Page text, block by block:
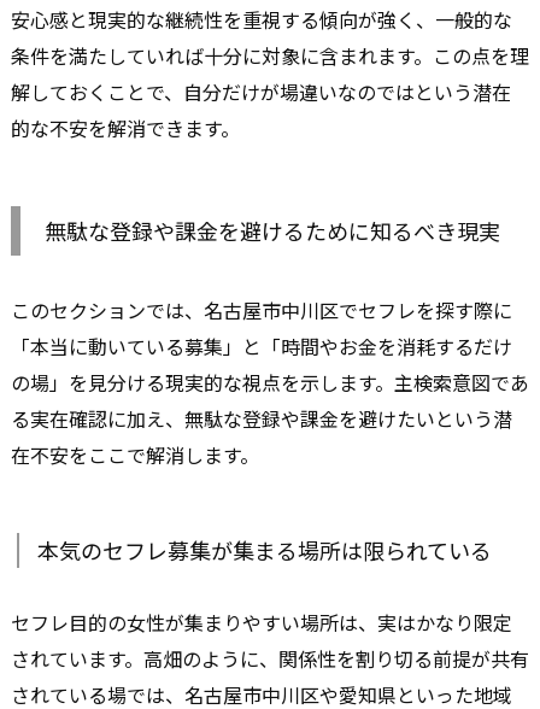
安心感と現実的な継続性を重視する傾向が強く、一般的な
条件を満たしていれば十分に対象に含まれます。この点を理
解しておくことで、自分だけが場違いなのではという潜在
的な不安を解消できます。
無駄な登録や課金を避けるために知るべき現実
このセクションでは、名古屋市中川区でセフレを探す際に
「本当に動いている募集」と「時間やお金を消耗するだけ
の場」を見分ける現実的な視点を示します。主検索意図であ
る実在確認に加え、無駄な登録や課金を避けたいという潜
在不安をここで解消します。
本気のセフレ募集が集まる場所は限られている
セフレ目的の女性が集まりやすい場所は、実はかなり限定
されています。高畑のように、関係性を割り切る前提が共有
されている場では、名古屋市中川区や愛知県といった地域